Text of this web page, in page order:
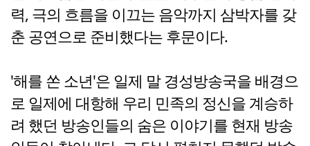
력, 극의 흐름을 이끄는 음악까지 삼박자를 갖
춘 공연으로 준비했다는 후문이다.
'해를 쏜 소년'은 일제 말 경성방송국을 배경으
로 일제에 대항해 우리 민족의 정신을 계승하
려 했던 방송인들의 숨은 이야기를 현재 방송